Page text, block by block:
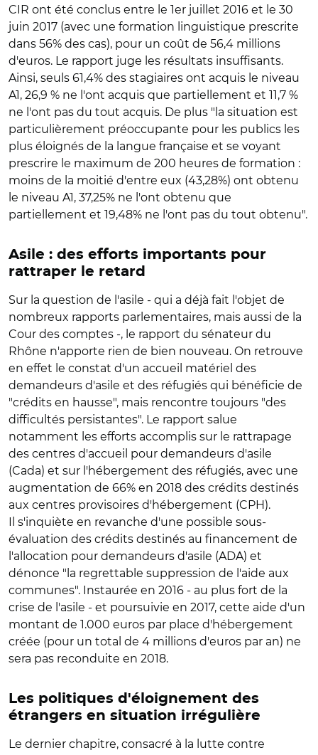
CIR ont été conclus entre le 1er juillet 2016 et le 30
juin 2017 (avec une formation linguistique prescrite
dans 56% des cas), pour un coût de 56,4 millions
d'euros. Le rapport juge les résultats insuffisants.
Ainsi, seuls 61,4% des stagiaires ont acquis le niveau
A1, 26,9 % ne l'ont acquis que partiellement et 11,7 %
ne l'ont pas du tout acquis. De plus "la situation est
particulièrement préoccupante pour les publics les
plus éloignés de la langue française et se voyant
prescrire le maximum de 200 heures de formation :
moins de la moitié d'entre eux (43,28%) ont obtenu
le niveau A1, 37,25% ne l'ont obtenu que
partiellement et 19,48% ne l'ont pas du tout obtenu".
Asile : des efforts importants pour
rattraper le retard
Sur la question de l'asile - qui a déjà fait l'objet de
nombreux rapports parlementaires, mais aussi de la
Cour des comptes -, le rapport du sénateur du
Rhône n'apporte rien de bien nouveau. On retrouve
en effet le constat d'un accueil matériel des
demandeurs d'asile et des réfugiés qui bénéficie de
"crédits en hausse", mais rencontre toujours "des
difficultés persistantes". Le rapport salue
notamment les efforts accomplis sur le rattrapage
des centres d'accueil pour demandeurs d'asile
(Cada) et sur l'hébergement des réfugiés, avec une
augmentation de 66% en 2018 des crédits destinés
aux centres provisoires d'hébergement (CPH).
Il s'inquiète en revanche d'une possible sous-
évaluation des crédits destinés au financement de
l'allocation pour demandeurs d'asile (ADA) et
dénonce "la regrettable suppression de l'aide aux
communes". Instaurée en 2016 - au plus fort de la
crise de l'asile - et poursuivie en 2017, cette aide d'un
montant de 1.000 euros par place d'hébergement
créée (pour un total de 4 millions d'euros par an) ne
sera pas reconduite en 2018.
Les politiques d'éloignement des
étrangers en situation irrégulière
Le dernier chapitre, consacré à la lutte contre